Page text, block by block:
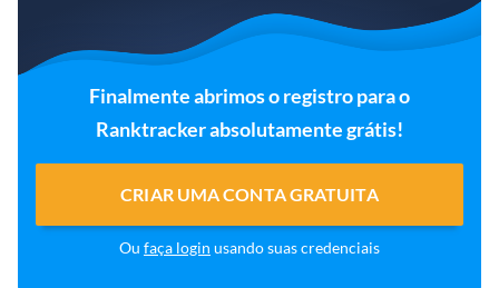
Finalmente abrimos o registro para o
Ranktracker absolutamente grátis!
CRIAR UMA CONTA GRATUITA
Ou faça login usando suas credenciais